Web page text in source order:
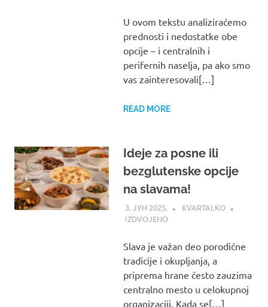
U ovom tekstu analiziraćemo
prednosti i nedostatke obe
opcije – i centralnih i
perifernih naselja, pa ako smo
vas zainteresovali[…]
READ MORE
Ideje za posne ili
bezglutenske opcije
na slavama!
3. ЈУН 2025.
KVARTALKO
IZDVOJENO
Slava je važan deo porodične
tradicije i okupljanja, a
priprema hrane često zauzima
centralno mesto u celokupnoj
organizaciji. Kada se[…]